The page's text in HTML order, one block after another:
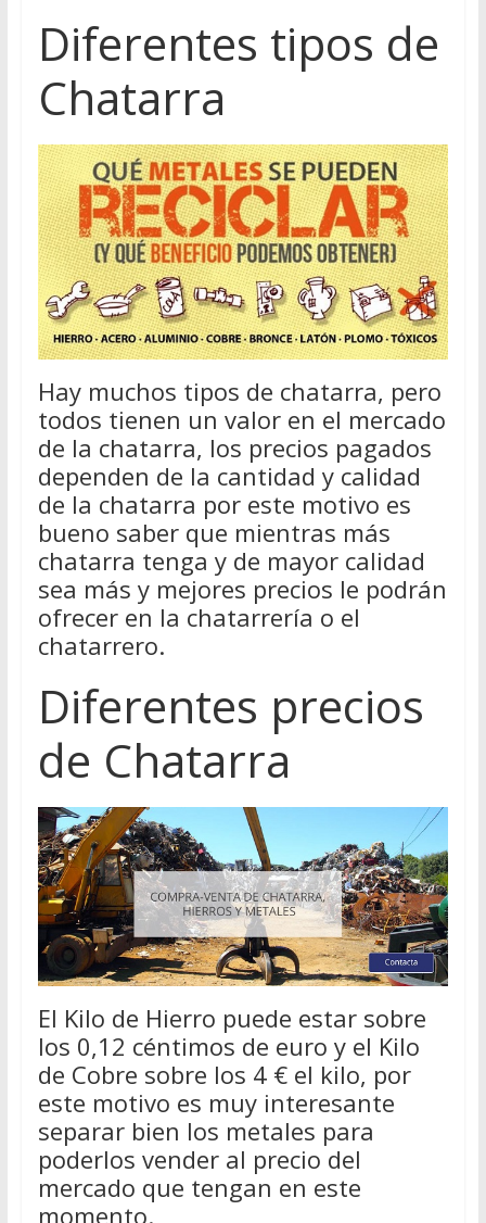
Diferentes tipos de
Chatarra
Hay muchos tipos de chatarra, pero
todos tienen un valor en el mercado
de la chatarra, los precios pagados
dependen de la cantidad y calidad
de la chatarra por este motivo es
bueno saber que mientras más
chatarra tenga y de mayor calidad
sea más y mejores precios le podrán
ofrecer en la chatarrería o el
chatarrero.
Diferentes precios
de Chatarra
El Kilo de Hierro puede estar sobre
los 0,12 céntimos de euro y el Kilo
de Cobre sobre los 4 € el kilo, por
este motivo es muy interesante
separar bien los metales para
poderlos vender al precio del
mercado que tengan en este
momento.